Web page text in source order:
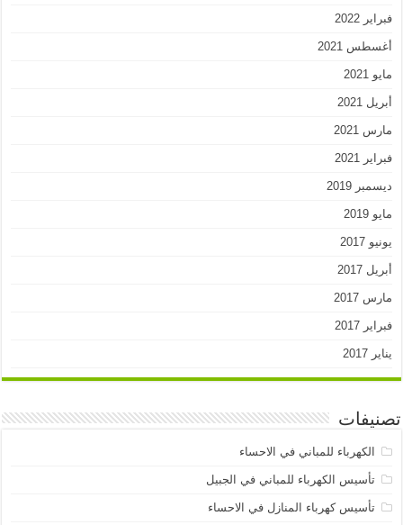
فبراير 2022
أغسطس 2021
مايو 2021
أبريل 2021
مارس 2021
فبراير 2021
ديسمبر 2019
مايو 2019
يونيو 2017
أبريل 2017
مارس 2017
فبراير 2017
يناير 2017
تصنيفات
الكهرباء للمباني في الاحساء
تأسيس الكهرباء للمباني في الجبيل
تأسيس كهرباء المنازل في الاحساء